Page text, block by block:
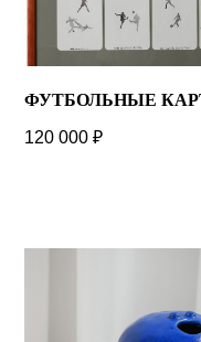
ФУТБОЛЬНЫЕ
120 000 ₽